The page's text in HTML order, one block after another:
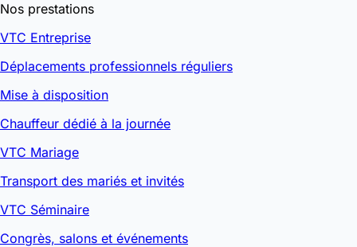
Nos prestations
VTC Entreprise
Déplacements professionnels réguliers
Mise à disposition
Chauffeur dédié à la journée
VTC Mariage
Transport des mariés et invités
VTC Séminaire
Congrès, salons et événements